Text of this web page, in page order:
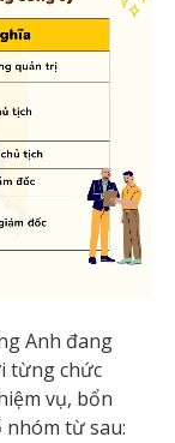
Anh đang
từng chức
vụ, bổn
nhóm từ sau: